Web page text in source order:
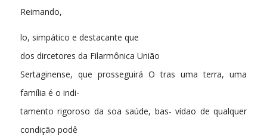
Reimando,
lo, simpático e destacante que
dos dircetores da Filarmônica União
Sertaginense, que prosseguirá O tras uma terra, uma
família é o indi-
tamento rigoroso da soa saúde, bas- vídao de qualquer
condição podê